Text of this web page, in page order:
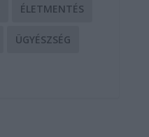
ÉLETMENTÉS
ÜGYÉSZSÉG